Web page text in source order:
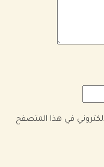
في هذا المتصفح